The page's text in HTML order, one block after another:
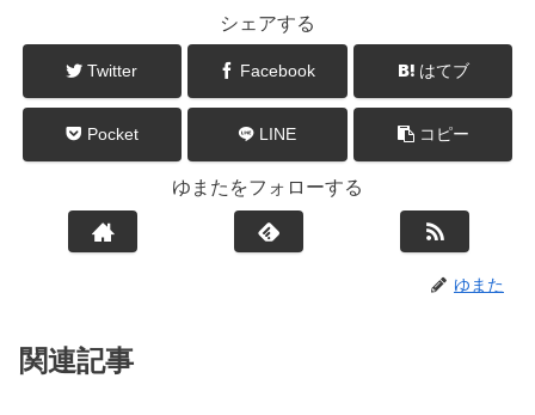
シェアする
Twitter Facebook はてブ
Pocket LINE コピー
ゆまたをフォローする
ゆまた
関連記事